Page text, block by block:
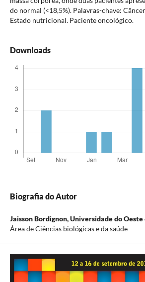
do normal (<18,5%). Palavras-chave:
Estado nutricional. Paciente oncológico.
Downloads
Biografia do Autor
Jaisson Bordignon,Universidade do
Área de Ciências biológicas e da saúde